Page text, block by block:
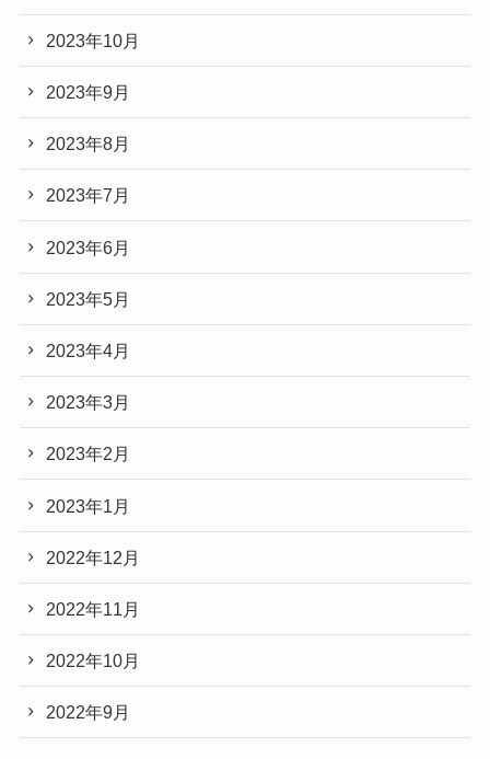
2023年10月
2023年9月
2023年8月
2023年7月
2023年6月
2023年5月
2023年4月
2023年3月
2023年2月
2023年1月
2022年12月
2022年11月
2022年10月
2022年9月